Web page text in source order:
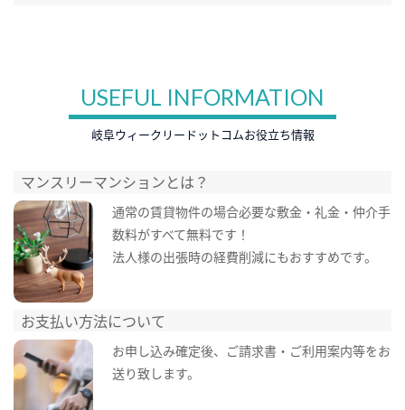
USEFUL INFORMATION
岐阜ウィークリードットコムお役立ち情報
マンスリーマンションとは？
通常の賃貸物件の場合必要な敷金・礼金・仲介手
数料がすべて無料です！
法人様の出張時の経費削減にもおすすめです。
お支払い方法について
お申し込み確定後、ご請求書・ご利用案内等をお
送り致します。